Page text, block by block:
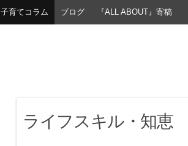
子育てコラム ブログ 『ALL ABOUT』寄稿
ライフスキル・知恵